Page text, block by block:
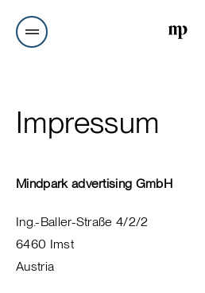
Impressum
Mindpark advertising GmbH
Ing.-Baller-Straße 4/2/2
6460 Imst
Austria